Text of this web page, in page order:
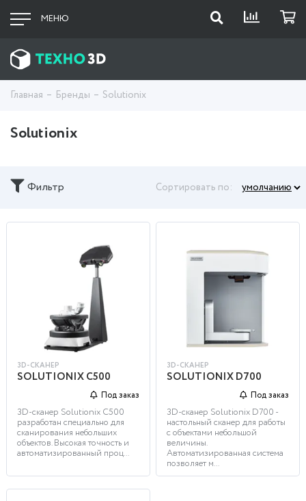
МЕНЮ
Главная Бренды Solutionix
Solutionix
Фильтр Сортировать по:
3D-СКАНЕР
SOLUTIONIX C500
Под заказ
3D-сканер Solutionix C500
разработан специально для
сканирования небольших
объектов. Высокая точность и
автоматизированный проц...
3D-СКАНЕР
SOLUTIONIX D700
Под заказ
3D-сканер Solutionix D700 -
настольный сканер для работы
с объектами небольшой
величины.
Автоматизированная система
позволяет м...